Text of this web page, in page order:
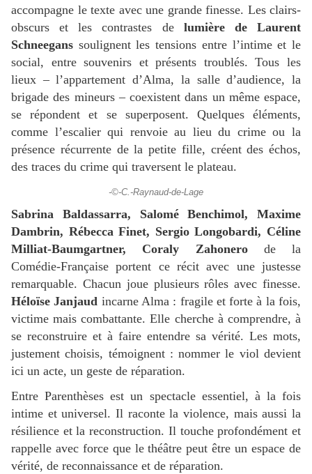
accompagne le texte avec une grande finesse. Les clairs-
obscurs et les contrastes de lumière de Laurent
Schneegans soulignent les tensions entre l’intime et le
social, entre souvenirs et présents troublés. Tous les
lieux – l’appartement d’Alma, la salle d’audience, la
brigade des mineurs – coexistent dans un même espace,
se répondent et se superposent. Quelques éléments,
comme l’escalier qui renvoie au lieu du crime ou la
présence récurrente de la petite fille, créent des échos,
des traces du crime qui traversent le plateau.
-©-C.-Raynaud-de-Lage
Sabrina Baldassarra, Salomé Benchimol, Maxime
Dambrin, Rébecca Finet, Sergio Longobardi, Céline
Milliat-Baumgartner, Coraly Zahonerode la
Comédie-Française portent ce récit avec une justesse
remarquable. Chacun joue plusieurs rôles avec finesse.
Héloïse Janjaud incarne Alma : fragile et forte à la fois,
victime mais combattante. Elle cherche à comprendre, à
se reconstruire et à faire entendre sa vérité. Les mots,
justement choisis, témoignent : nommer le viol devient
ici un acte, un geste de réparation.
Entre Parenthèses est un spectacle essentiel, à la fois
intime et universel. Il raconte la violence, mais aussi la
résilience et la reconstruction. Il touche profondément et
rappelle avec force que le théâtre peut être un espace de
vérité, de reconnaissance et de réparation.